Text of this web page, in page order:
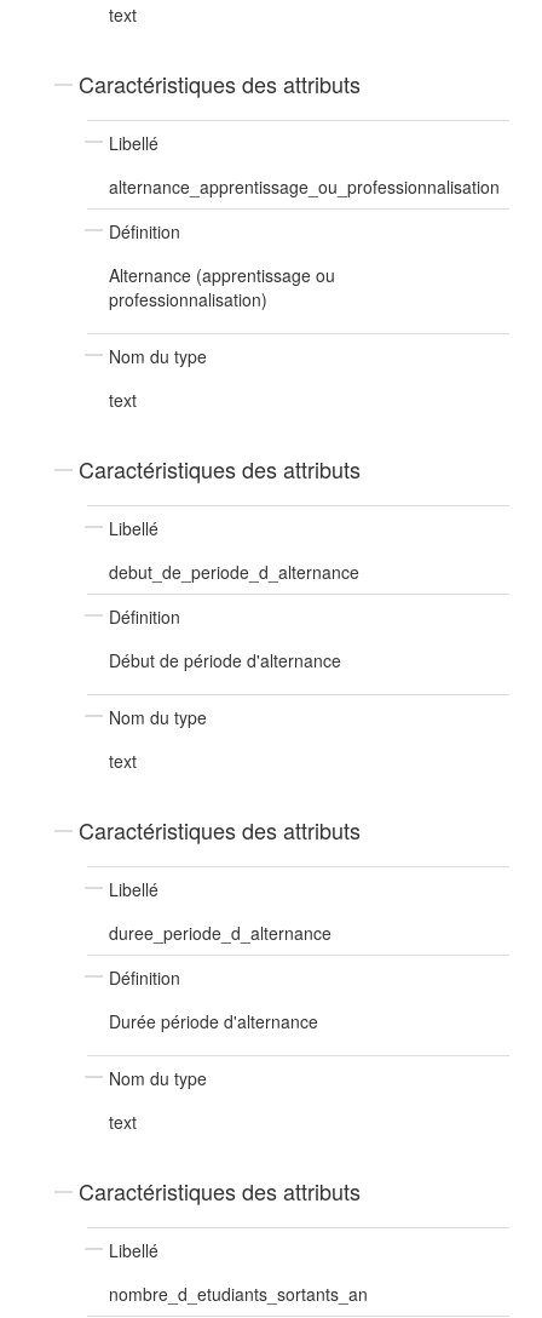
text
Caractéristiques des attributs
Libellé
alternance_apprentissage_ou_professionnalisation
Définition
Alternance (apprentissage ou
professionnalisation)
Nom du type
text
Caractéristiques des attributs
Libellé
debut_de_periode_d_alternance
Définition
Début de période d'alternance
Nom du type
text
Caractéristiques des attributs
Libellé
duree_periode_d_alternance
Définition
Durée période d'alternance
Nom du type
text
Caractéristiques des attributs
Libellé
nombre_d_etudiants_sortants_an